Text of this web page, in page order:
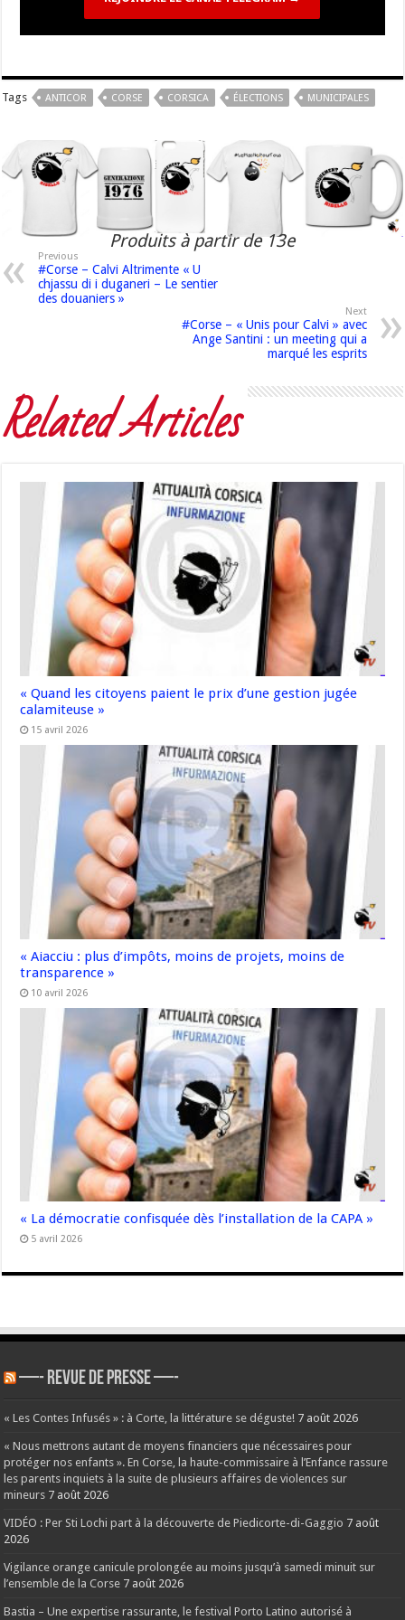
Tags ANTICOR CORSE CORSICA ÉLECTIONS MUNICIPALES
Produits à partir de 13e
Previous
#Corse – Calvi Altrimente « U
chjassu di i duganeri – Le sentier
des douaniers »
Next
#Corse – « Unis pour Calvi » avec
Ange Santini : un meeting qui a
marqué les esprits
Related Articles
« Quand les citoyens paient le prix d’une gestion jugée
calamiteuse »
15 avril 2026
« Aiacciu : plus d’impôts, moins de projets, moins de
transparence »
10 avril 2026
« La démocratie confisquée dès l’installation de la CAPA »
5 avril 2026
—- REVUE DE PRESSE —-
« Les Contes Infusés » : à Corte, la littérature se déguste! 7 août 2026
« Nous mettrons autant de moyens financiers que nécessaires pour
protéger nos enfants ». En Corse, la haute-commissaire à l’Enfance rassure
les parents inquiets à la suite de plusieurs affaires de violences sur
mineurs 7 août 2026
VIDÉO : Per Sti Lochi part à la découverte de Piedicorte-di-Gaggio 7 août
2026
Vigilance orange canicule prolongée au moins jusqu’à samedi minuit sur
l’ensemble de la Corse 7 août 2026
Bastia – Une expertise rassurante, le festival Porto Latino autorisé à